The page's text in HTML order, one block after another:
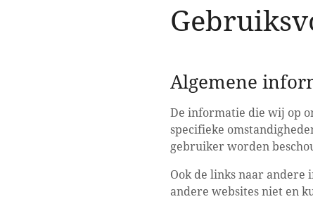
Algemene
De informatie die wij op
specifieke
gebruiker worden
Ook de links naar
andere websites niet en